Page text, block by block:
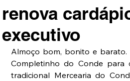
renova
executivo
Almoço bom, bonito e
Completinho do Conde para
tradicional Mercearia do